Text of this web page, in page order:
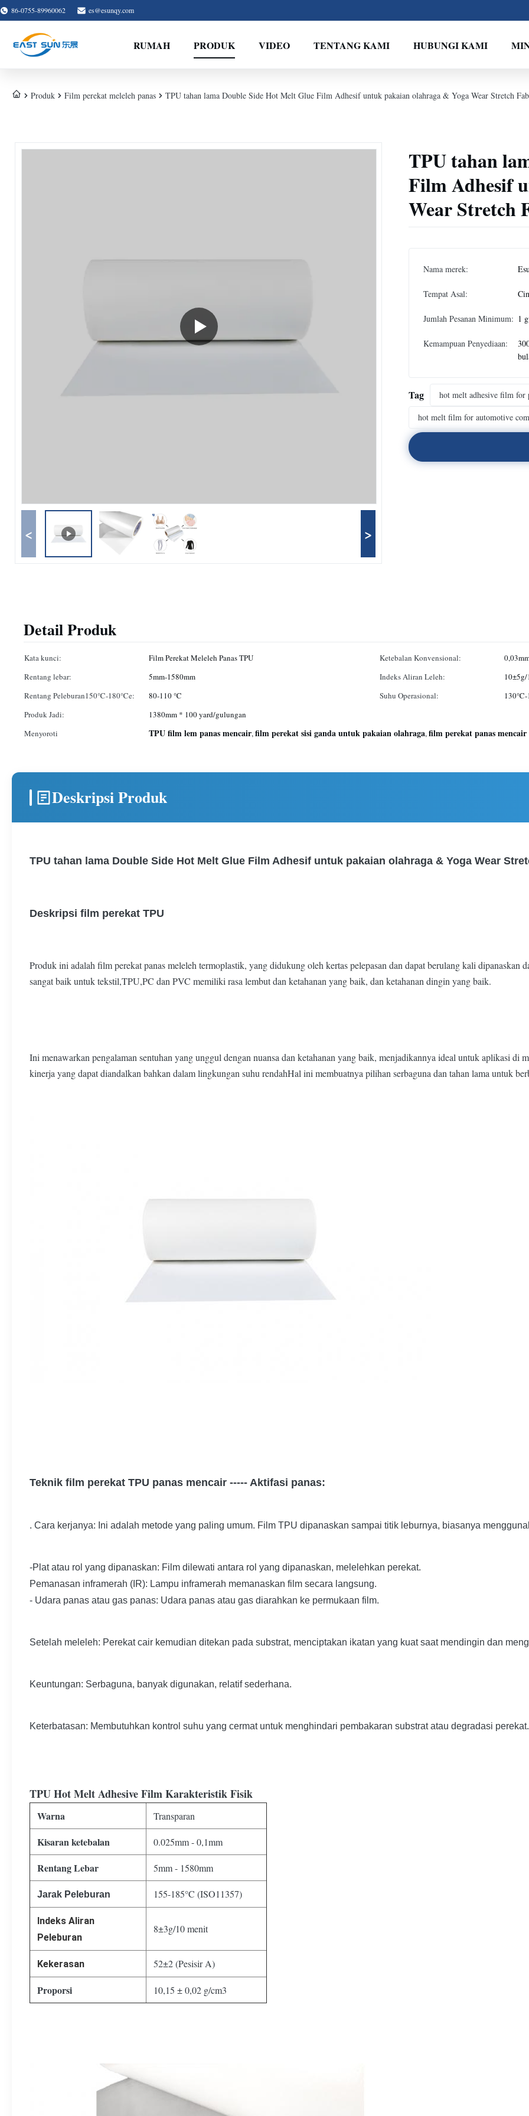
86-0755-89960062 es@esunqy.com
RUMAH PRODUK VIDEO TENTANG KAMI HUBUNGI KAMI
Produk Film perekat meleleh panas TPU tahan lama Double Side Hot Melt Glue Film Adhesif untuk pakaian olahraga & Yoga Wear Stretch
< >
TPU tahan
Film Adhesif
Wear Stretch
Nama merek:
Tempat Asal:
Jumlah Pesanan Minimum: 1
Kemampuan Penyediaan:
Tag
hot melt adhesive film for
hot melt film for automotive
Detail Produk
Kata kunci: Film Perekat Meleleh Panas TPU Ketebalan Konvensional:
Rentang lebar:
5mm-1580mm Indeks Aliran Leleh:
Rentang Peleburan150℃-180℃e:
80-110 ℃ Suhu Operasional:
Produk Jadi:
1380mm * 100 yard/gulungan
Menyoroti
TPU film lem panas mencair,film perekat sisi ganda untuk pakaian olahraga,film perekat panas
Deskripsi Produk
TPU tahan lama Double Side Hot Melt Glue Film Adhesif untuk pakaian olahraga & Yoga Wear
Deskripsi film perekat TPU
Produk ini adalah film perekat panas meleleh termoplastik, yang didukung oleh kertas pelepasan dan dapat berulang kali dipanaskan
sangat baik untuk tekstil,TPU,PC dan PVC memiliki rasa lembut dan ketahanan yang baik, dan ketahanan dingin yang baik.
Ini menawarkan pengalaman sentuhan yang unggul dengan nuansa dan ketahanan yang baik, menjadikannya ideal untuk aplikasi di
kinerja yang dapat diandalkan bahkan dalam lingkungan suhu rendahHal ini membuatnya pilihan serbaguna dan tahan lama untuk
Teknik film perekat TPU panas mencair ----- Aktifasi panas:
. Cara kerjanya: Ini adalah metode yang paling umum. Film TPU dipanaskan sampai titik leburnya, biasanya
-Plat atau rol yang dipanaskan: Film dilewati antara rol yang dipanaskan, melelehkan perekat.
Pemanasan inframerah (IR): Lampu inframerah memanaskan film secara langsung.
- Udara panas atau gas panas: Udara panas atau gas diarahkan ke permukaan film.
Setelah meleleh: Perekat cair kemudian ditekan pada substrat, menciptakan ikatan yang kuat saat mendingin dan
Keuntungan: Serbaguna, banyak digunakan, relatif sederhana.
Keterbatasan: Membutuhkan kontrol suhu yang cermat untuk menghindari pembakaran substrat atau degradasi perekat.
TPU Hot Melt Adhesive Film Karakteristik Fisik
Warna Transparan
Kisaran ketebalan 0.025mm - 0,1mm
Rentang Lebar 5mm - 1580mm
Jarak Peleburan 155-185°C (ISO11357)
Indeks Aliran
Peleburan
8±3g/10 menit
Kekerasan 52±2 (Pesisir A)
Proporsi 10,15 ± 0,02 g/cm3